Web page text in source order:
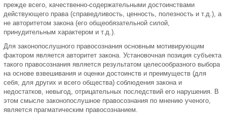
прежде всего, качественно-содержательными достоинствами
действующего права (справедливость, ценность, полезность и т.д.), а
не авторитетом закона (его общеобязательной силой,
принудительным характером и т.д.).
Для законопослушного правосознания основным мотивирующим
фактором является авторитет закона. Установочная позиция субъекта
такого правосознания является результатом целесообразного выбора
на основе взвешивания и оценки достоинств и преимуществ (для
себя, для других и всего общества) соблюдения закона и
недостатков, невыгод, отрицательных последствий его нарушения. В
этом смысле законопослушное правосознания по мнению ученого,
является прагматическим правосознанием.